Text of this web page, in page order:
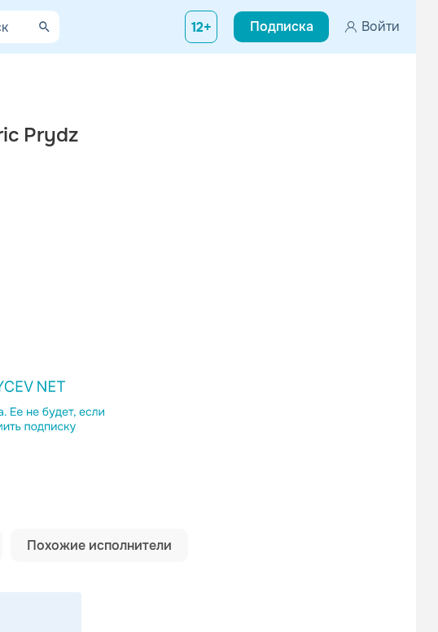
12+ Подписка Войти
Prydz
ссылку
Похожие исполнители
регион Рур, Германия). Увлекаться музыкой он начал в раннем